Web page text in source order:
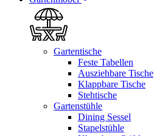
Gartentische
Feste Tabellen
Ausziehbare Tische
Klappbare Tische
Stehtische
Gartenstühle
Dining Sessel
Stapelstühle